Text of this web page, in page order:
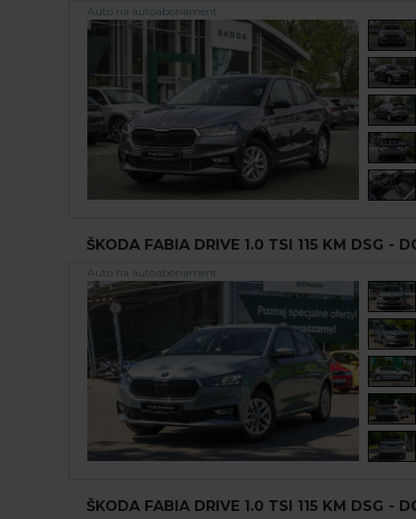
Auto na autoabonament
ŠKODA FABIA DRIVE 1.0 TSI 115 KM DSG -
Auto na autoabonament
ŠKODA FABIA DRIVE 1.0 TSI 115 KM DSG -